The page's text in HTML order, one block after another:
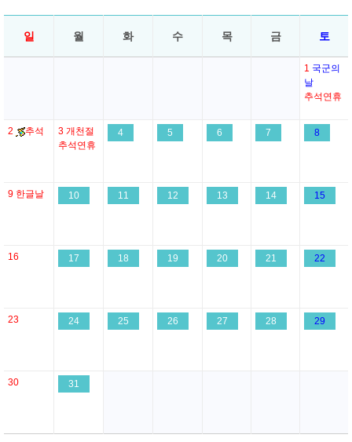
일 월 화 수 목 금 토
1 국군의
날
추석연휴
2 추석 3 개천절
추석연휴
4 5 6 7 8
9 한글날 10 11 12 13 14 15
16 17 18 19 20 21 22
23 24 25 26 27 28 29
30 31